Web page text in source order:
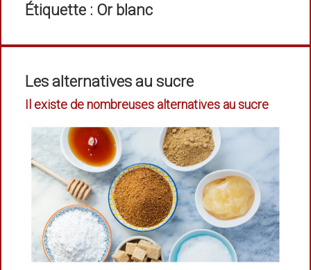
Étiquette : Or blanc
Les alternatives au sucre
Il existe de nombreuses alternatives au sucre